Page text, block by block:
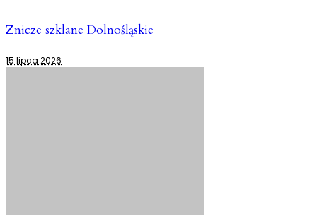
Znicze szklane Dolnośląskie
15 lipca 2026